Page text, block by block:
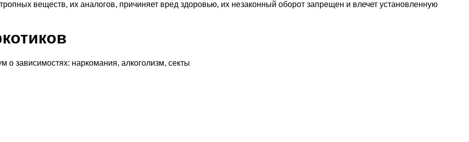
веществ, их аналогов, причиняет вред здоровью, их незаконный оборот запрещен и влечет установленную
зависимостях: наркомания, алкоголизм, секты